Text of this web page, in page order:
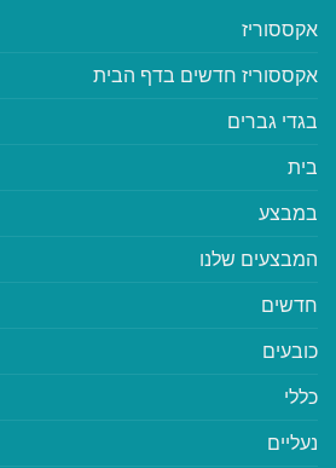
אקססוריז
אקססוריז חדשים בדף הבית
בגדי גברים
בית
במבצע
המבצעים שלנו
חדשים
כובעים
כללי
נעליים